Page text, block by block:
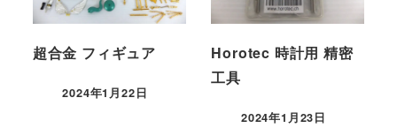
超合金 フィギュア
2024年1月22日
Horotec 時計用 精密
工具
2024年1月23日